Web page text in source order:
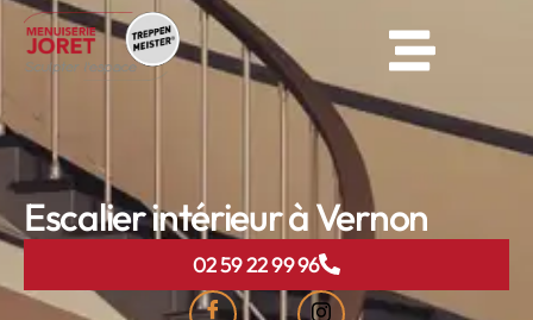
Escalier intérieur à Vernon
02 59 22 99 96